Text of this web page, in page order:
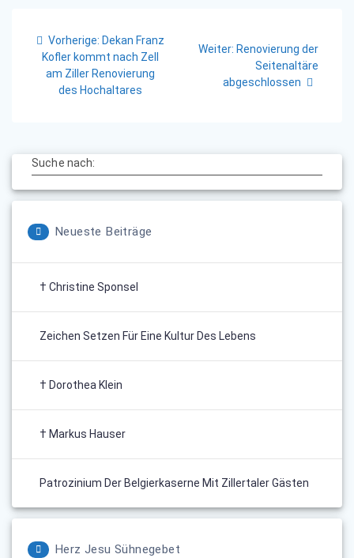
Vorherige: Vorheriger
Beitrag:
Dekan Franz
Kofler kommt nach Zell
am Ziller Renovierung
des Hochaltares
Weiter: Nächster
Beitrag:
Renovierung der
Seitenaltäre
abgeschlossen
Suche nach:
Neueste Beiträge
† Christine Sponsel
Zeichen Setzen Für Eine Kultur Des Lebens
† Dorothea Klein
† Markus Hauser
Patrozinium Der Belgierkaserne Mit Zillertaler Gästen
Herz Jesu Sühnegebet